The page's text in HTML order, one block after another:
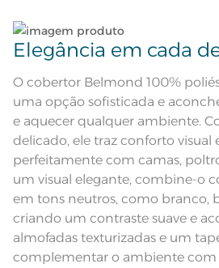
Quantidade de Peças 1 Peça
Atributos
de
de 2
Composição 100%
Tamanho King
Cor Blush
Cor Comercial Blush
Lave tipos de tecidos distintos
Não lave cores claras e cores
ciclo;
Lave as peças no ciclo leve,
sua lavadora;
Enxágue as peças com
Utilize a quantidade mínima
Leia atentamente as
Elegância em cada
O cobertor Belmond 100%
uma opção sofisticada e
e aquecer qualquer ambiente.
delicado, ele traz conforto
perfeitamente com camas,
um visual elegante, combine-o
em tons neutros, como branco,
criando um contraste suave e
almofadas texturizadas e um
complementar o ambiente